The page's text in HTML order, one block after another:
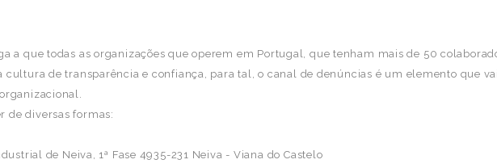
a que todas as organizações que operem em Portugal, que tenham mais de 50
cultura de transparência e confiança, para tal, o canal de denúncias é um elemento que
de diversas formas:
de Neiva, 1ª Fase 4935-231 Neiva - Viana do Castelo